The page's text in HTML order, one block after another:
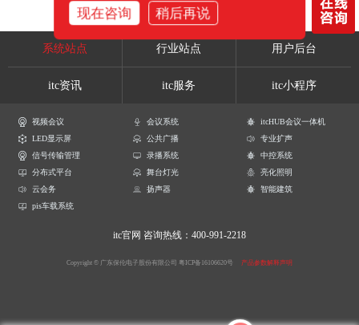
系统站点 行业站点 用户后台
itc资讯 itc服务 itc小程序
视频会议 会议系统
itcHUB会议一体机
LED显示屏
公共广播
专业扩声
信号传输管理
录播系统
中控系统
分布式平台
舞台灯光
亮化照明
云会务
扬声器
智能建筑
pis车载系统
itc官网 咨询热线：400-991-2218
Copyright © 广东保伦电子股份有限公司 粤ICP备16106620号 产品参数解释声明
现在咨询 稍后再说